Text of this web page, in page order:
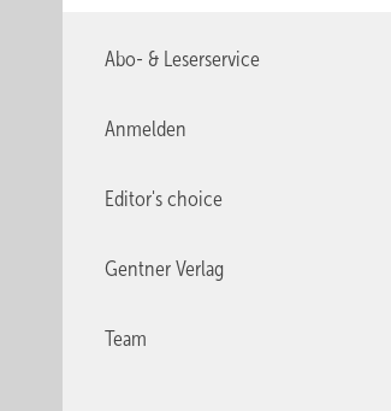
Abo- & Leserservice
Anmelden
Editor's choice
Gentner Verlag
Team